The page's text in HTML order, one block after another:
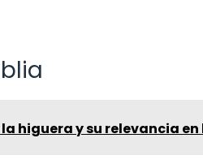
higuera y su relevancia